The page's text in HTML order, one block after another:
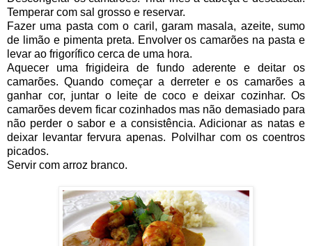
Temperar com sal grosso e reservar.
Fazer uma pasta com o caril, garam masala, azeite, sumo
de limão e pimenta preta. Envolver os camarões na pasta e
levar ao frigorífico cerca de uma hora.
Aquecer uma frigideira de fundo aderente e deitar os
camarões. Quando começar a derreter e os camarões a
ganhar cor, juntar o leite de coco e deixar cozinhar. Os
camarões devem ficar cozinhados mas não demasiado para
não perder o sabor e a consistência. Adicionar as natas e
deixar levantar fervura apenas. Polvilhar com os coentros
picados.
Servir com arroz branco.